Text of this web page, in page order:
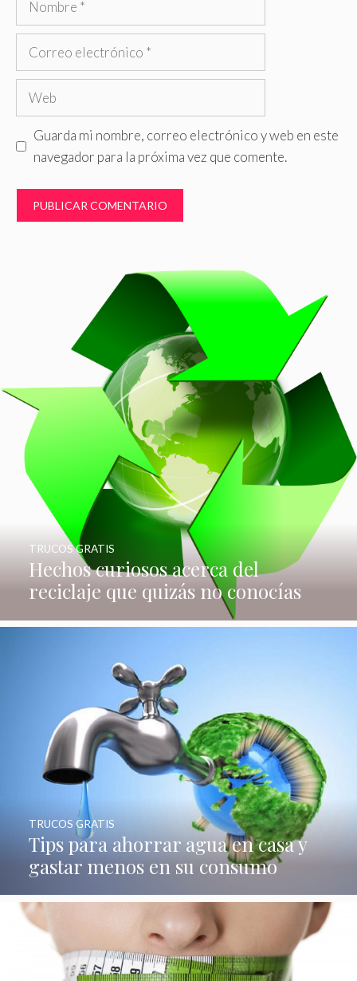
Correo
Web
Guarda mi nombre, correo electrónico y web en este
navegador para la próxima vez que comente.
Hechos curiosos acerca del
reciclaje que quizás no conocías
TRUCOS GRATIS
Tips para ahorrar agua en casa y
gastar menos en su consumo
TRUCOS GRATIS